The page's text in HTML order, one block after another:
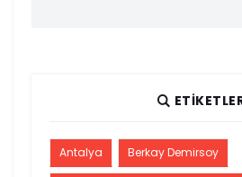
Antalya Berkay Demirsoy